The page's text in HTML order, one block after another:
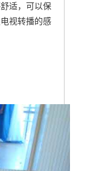
适，可以保
视转播的感